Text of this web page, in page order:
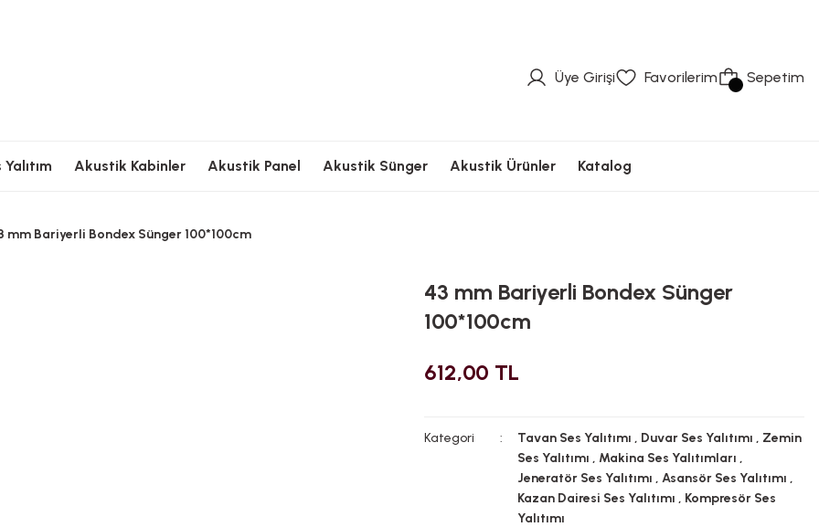
Üye Girişi Favorilerim Sepetim
Akustik Kabinler Akustik Panel Akustik Sünger Akustik Ürünler Katalog
mm Bariyerli Bondex Sünger 100*100cm
43 mm Bariyerli Bondex Sünger
100*100cm
612,00 TL
Kategori Tavan Ses Yalıtımı , Duvar Ses Yalıtımı , Zemin
Ses Yalıtımı , Makina Ses Yalıtımları ,
Jeneratör Ses Yalıtımı ,Asansör Ses Yalıtımı ,
Kazan Dairesi Ses Yalıtımı , Kompresör Ses
Yalıtımı